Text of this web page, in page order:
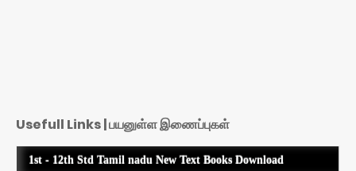
Usefull Links | பயனுள்ள இணைப்புகள்
1st - 12th Std Tamil nadu New Text Books Download